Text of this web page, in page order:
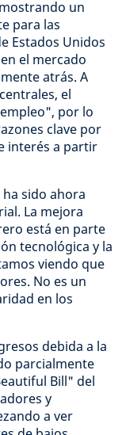
un
para las
Estados Unidos
el mercado
atrás. A
el
por lo
clave por
interés a partir
sido ahora
La mejora
está en parte
tecnológica y la
viendo que
No es un
en los
debida a la
parcialmente
Bill" del
y
a ver